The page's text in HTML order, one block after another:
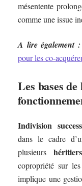
mésentente
comme une issue
A lire également :
pour les co-
Les bases
Indivision
dans le cadre
plusieurshéritiers
copropriété sur
implique une